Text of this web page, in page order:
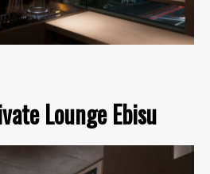
Lounge Ebisu